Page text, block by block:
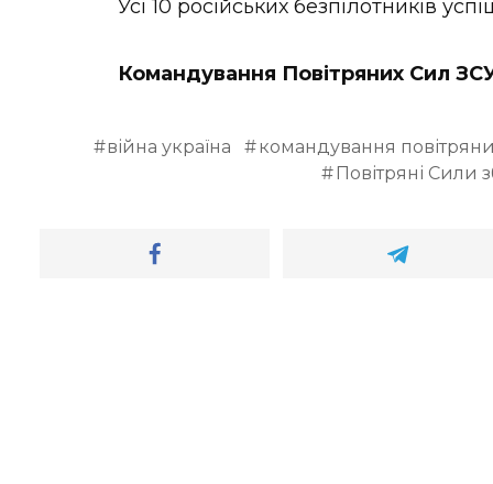
Усі 10 російських безпілотників
Командування Повітряних Сил
війна україна
командування
Повітряні Сили